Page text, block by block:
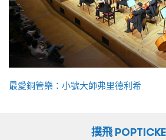
最愛銅管樂：小號大師弗里德利希
撲飛